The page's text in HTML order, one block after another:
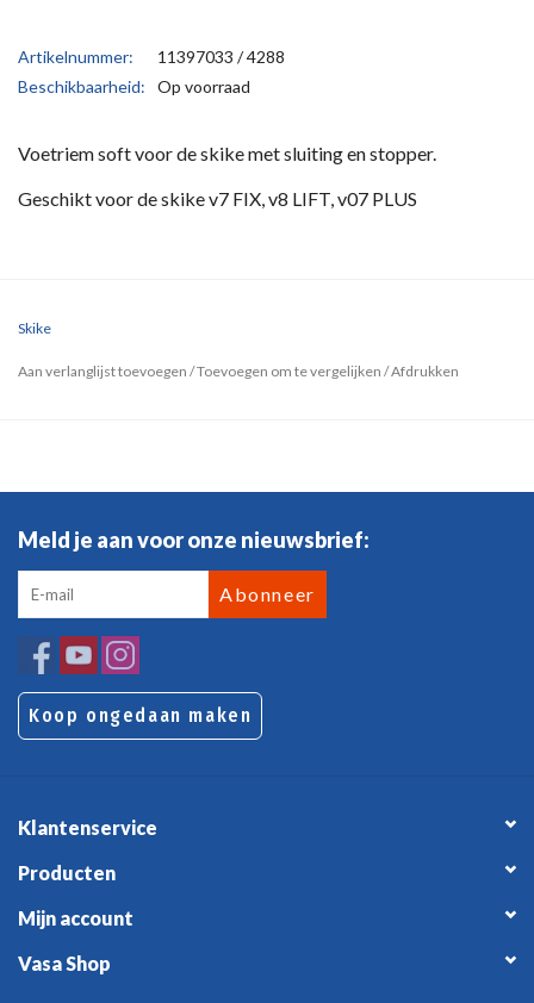
Artikelnummer:
11397033 / 4288
Beschikbaarheid:
Op voorraad
Voetriem soft voor de skike met sluiting en stopper.
Geschikt voor de skike v7 FIX, v8 LIFT, v07 PLUS
Skike
Aan verlanglijst toevoegen /Toevoegen om te vergelijken /Afdrukken
Meld je aan voor onze nieuwsbrief:
Abonneer
Koop ongedaan maken
Klantenservice
Producten
Mijn account
Vasa Shop